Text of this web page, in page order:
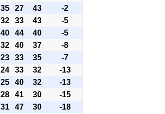
35 27 43
-2
32 33 43
-5
40 44 40
-5
32 40 37
-8
23 33 35
-7
24 33 32
-13
25 40 32
-13
28 41 30
-15
31 47 30
-18